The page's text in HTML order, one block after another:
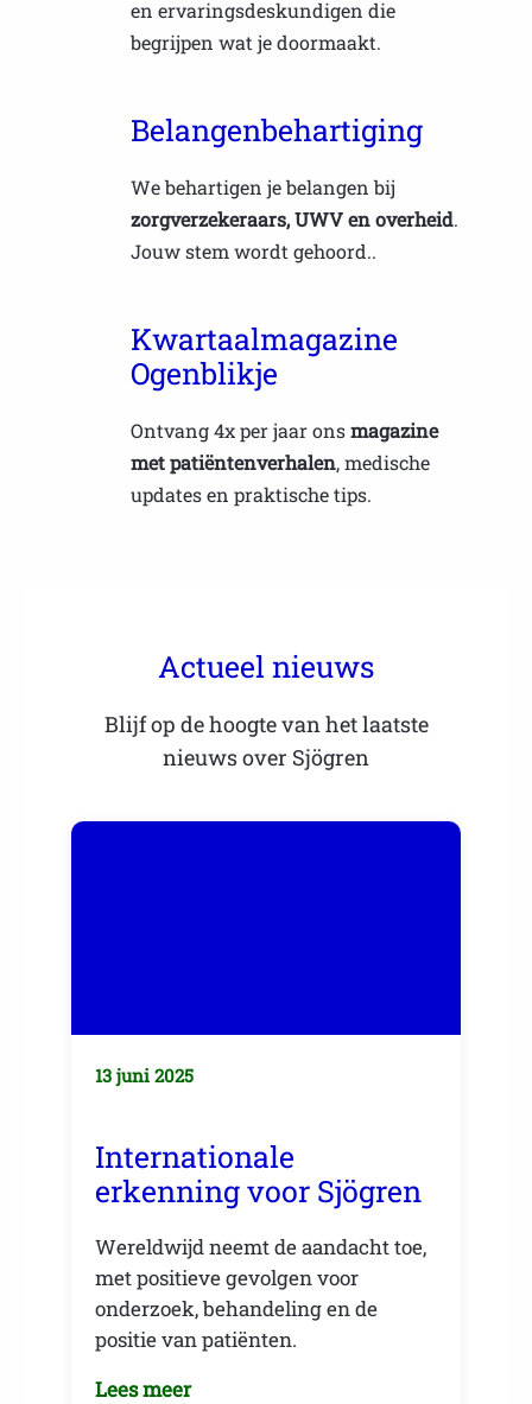
en ervaringsdeskundigen die
begrijpen wat je doormaakt.
Belangenbehartiging
We behartigen je belangen bij
zorgverzekeraars, UWV en overheid.
Jouw stem wordt gehoord..
Kwartaalmagazine
Ogenblikje
Ontvang 4x per jaar onsmagazine
met patiëntenverhalen, medische
updates en praktische tips.
Actueel nieuws
Blijf op de hoogte van het laatste
nieuws over Sjögren
13 juni 2025
Internationale
erkenning voor Sjögren
Wereldwijd neemt de aandacht toe,
met positieve gevolgen voor
onderzoek, behandeling en de
positie van patiënten.
Lees meer